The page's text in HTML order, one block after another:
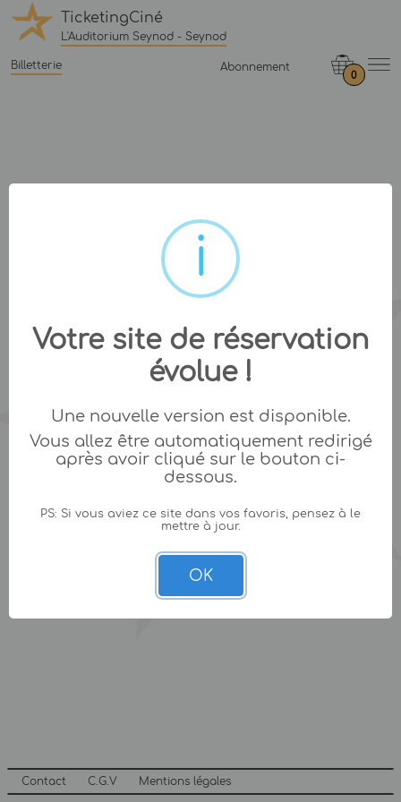
TicketingCiné
L'Auditorium Seynod - Seynod
Billetterie Abonnement
0
Contact C.G.V Mentions légales
Votre site de réservation
évolue !
Une nouvelle version est disponible.
Vous allez être automatiquement redirigé
après avoir cliqué sur le bouton ci-
dessous.
PS: Si vous aviez ce site dans vos favoris, pensez à le
mettre à jour.
OK